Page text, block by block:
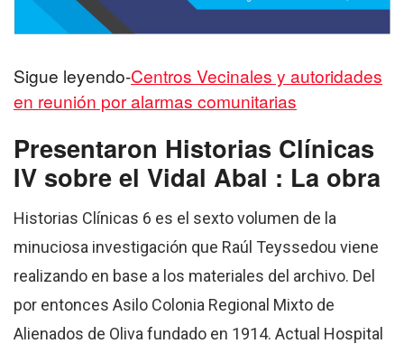
Sigue leyendo-Centros Vecinales y autoridades
en reunión por alarmas comunitarias
Presentaron Historias Clínicas
IV sobre el Vidal Abal : La obra
Historias Clínicas 6 es el sexto volumen de la
minuciosa investigación que Raúl Teyssedou viene
realizando en base a los materiales del archivo. Del
por entonces Asilo Colonia Regional Mixto de
Alienados de Oliva fundado en 1914. Actual Hospital